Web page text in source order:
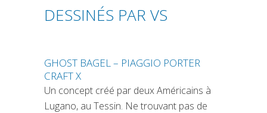
DESSINÉS PAR VS
GHOST BAGEL – PIAGGIO PORTER
CRAFT X
Un concept créé par deux Américains à
Lugano, au Tessin. Ne trouvant pas de